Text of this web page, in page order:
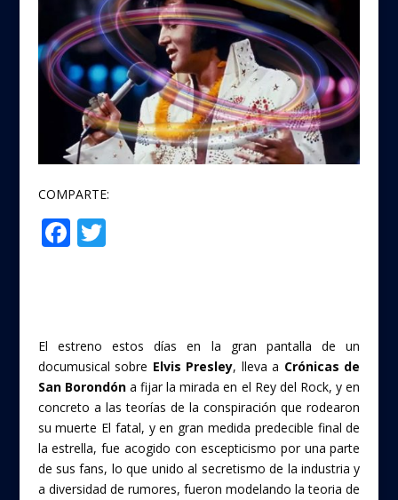
COMPARTE:
F
o
o
k
T
El estreno estos días en la gran pantalla de un
documusical sobre Elvis Presley, lleva a Crónicas de
San Borondóna fijar la mirada en el Rey del Rock, y en
concreto a las teorías de la conspiración que rodearon
su muerte El fatal, y en gran medida predecible final de
la estrella, fue acogido con escepticismo por una parte
de sus fans, lo que unido al secretismo de la industria y
a diversidad de rumores, fueron modelando la teoria de